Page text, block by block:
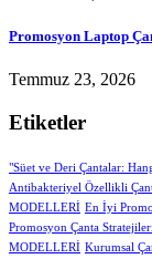
Promosyon Laptop
Temmuz 23, 2026
Etiketler
"Süet ve Deri Çantalar:
Antibakteriyel Özellikli
MODELLERİ En İyi
Promosyon Çanta Stratejileri
MODELLERİ Kurumsal